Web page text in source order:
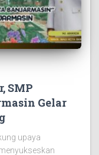
SMP
Gelar
upaya